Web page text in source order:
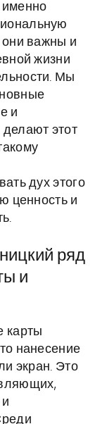
именно
они важны и
жизни
Мы
и
этот
дух этого
ценность и
ряд
и
карты
нанесение
экран. Это